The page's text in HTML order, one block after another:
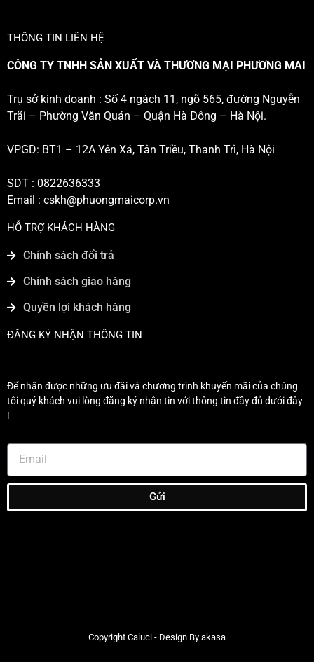
THÔNG TIN LIÊN HỆ
CÔNG TY TNHH SẢN XUẤT VÀ THƯƠNG MẠI PHƯƠNG MAI
Trụ sở kinh doanh : Số 4 ngách 11, ngõ 565, đường Nguyễn
Trãi – Phường Văn Quán – Quận Hà Đông – Hà Nội.
VPGD: BT1 – 12A Yên Xá, Tân Triều, Thanh Trì, Hà Nội
SDT : 0822636333
Email : cskh@phuongmaicorp.vn
HỖ TRỢ KHÁCH HÀNG
Chính sách đổi trả
Chính sách giao hàng
Quyền lợi khách hàng
ĐĂNG KÝ NHẬN THÔNG TIN
Để nhận được những ưu đãi và chương trình khuyến mãi của chúng
tôi quý khách vui lòng đăng ký nhận tin với thông tin đầy đủ dưới đây
!
Gửi
Copyright Caluci - Design By akasa